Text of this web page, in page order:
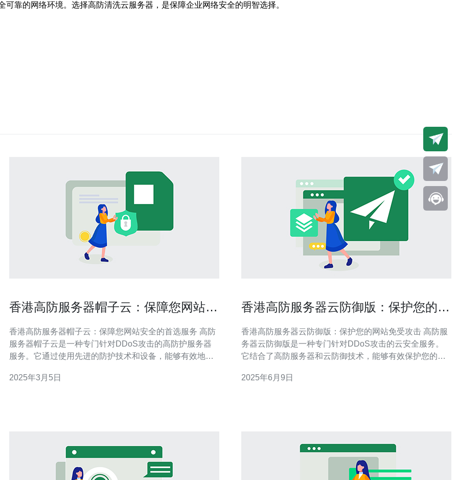
靠的网络环境。选择高防清洗云服务器，是保障企业网络安全的明智选择。
香港高防服务器帽子云：保障您网站安
香港高防服务器帽子云：保障您网站安全的首选服务 高防
服务器帽子云是一种专门针对DDoS攻击的高防护服务器
服务。它通过使用先进的防护技术和设备，能够有效地抵
香港高防服务器帽子云是保障您网站安全的首选服务，原
2025年3月5日
香港高防服务器云防御版：保护您的网
香港高防服务器云防御版：保护您的网站免受攻击 高防服
务器云防御版是一种专门针对DDoS攻击的云安全服务。
它结合了高防服务器和云防御技术，能够有效保护您的网
全问题日益严重。各种类型的网络攻击层出不穷，如
2025年6月9日